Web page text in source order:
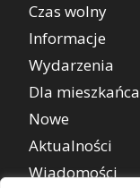
Czas wolny
Informacje
Wydarzenia
Dla mieszkańca
Nowe
Aktualności
Wiadomości